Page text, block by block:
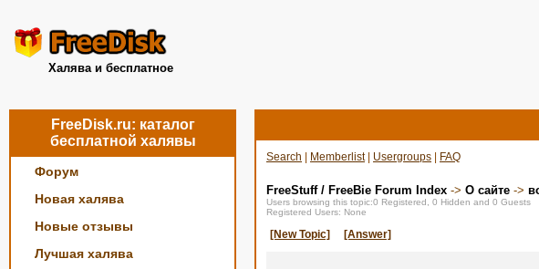
Халява и бесплатное
FreeDisk.ru: каталог
бесплатной халявы
Форум
Новая халява
Новые отзывы
Лучшая халява
Search Memberlist| Usergroups FAQ
FreeStuff / FreeBie Forum Index -> О сайте ->
Users browsing this topic:0 Registered, 0 Hidden and 0 Guests
Registered Users: None
[New Topic] [Answer]